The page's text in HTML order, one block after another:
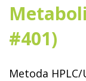
#401)
Metoda